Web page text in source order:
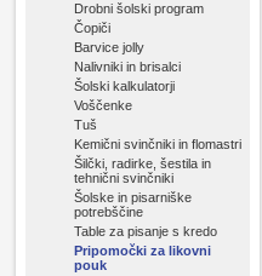
Drobni šolski program
Čopiči
Barvice jolly
Nalivniki in brisalci
Šolski kalkulatorji
Voščenke
Tuš
Kemični svinčniki in flomastri
Šilčki, radirke, šestila in
tehnični svinčniki
Šolske in pisarniške
potrebščine
Table za pisanje s kredo
Pripomočki za likovni
pouk